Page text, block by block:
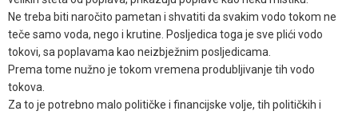
Ne treba biti naročito pametan i shvatiti da svakim vodo tokom ne
teče samo voda, nego i krutine. Posljedica toga je sve plići vodo
tokovi, sa poplavama kao neizbježnim posljedicama.
Prema tome nužno je tokom vremena produbljivanje tih vodo
tokova.
Za to je potrebno malo političke i financijske volje, tih političkih i